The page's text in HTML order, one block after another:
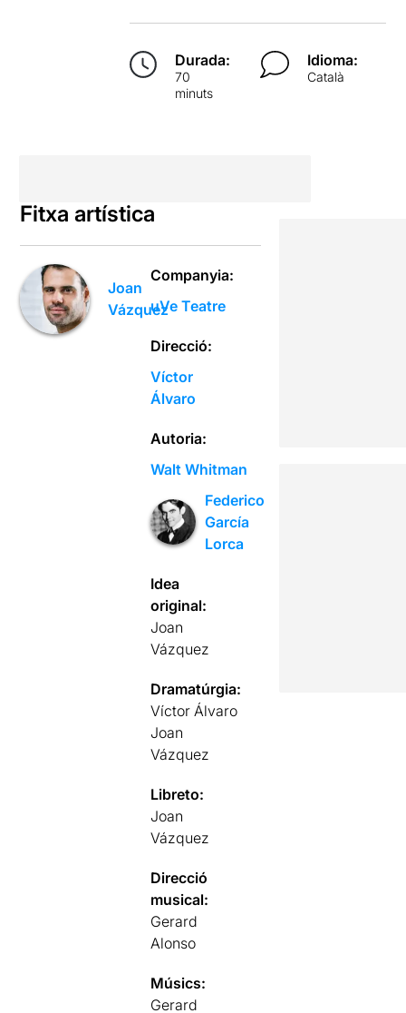
Durada:
70
minuts
Idioma:
Català
Fitxa artística
Joan
Vázquez
Companyia:
uVe Teatre
Direcció:
Víctor
Álvaro
Autoria:
Walt Whitman
Federico
García
Lorca
Idea
original:
Joan
Vázquez
Dramatúrgia:
Víctor Álvaro
Joan
Vázquez
Libreto:
Joan
Vázquez
Direcció
musical:
Gerard
Alonso
Músics:
Gerard